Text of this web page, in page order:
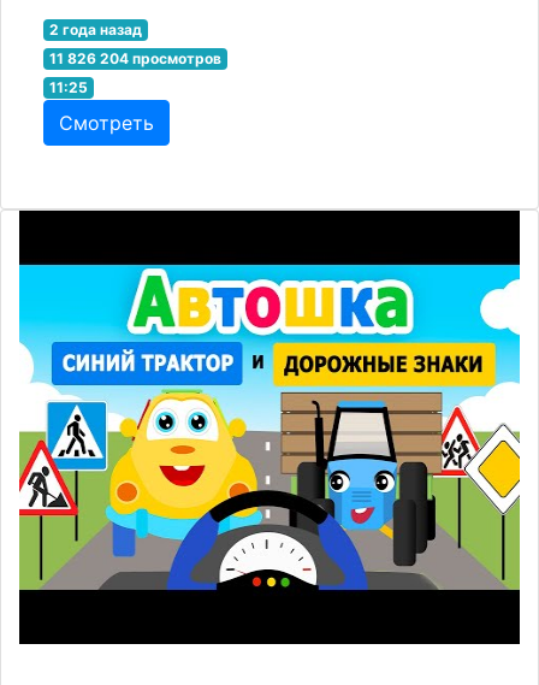
2 года назад
11 826 204 просмотров
11:25
Смотреть